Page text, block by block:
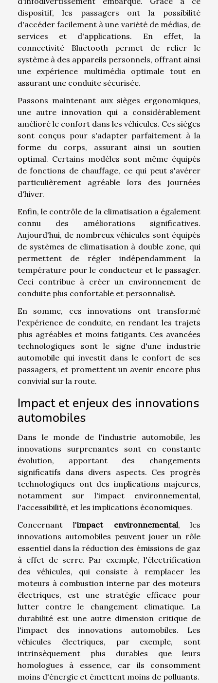
dispositif, les passagers ont la possibilité
d'accéder facilement à une variété de médias, de
services et d'applications. En effet, la
connectivité Bluetooth permet de relier le
système à des appareils personnels, offrant ainsi
une expérience multimédia optimale tout en
assurant une conduite sécurisée.
Passons maintenant aux sièges ergonomiques,
une autre innovation qui a considérablement
amélioré le confort dans les véhicules. Ces sièges
sont conçus pour s'adapter parfaitement à la
forme du corps, assurant ainsi un soutien
optimal. Certains modèles sont même équipés
de fonctions de chauffage, ce qui peut s'avérer
particulièrement agréable lors des journées
d'hiver.
Enfin, le contrôle de la climatisation a également
connu des améliorations significatives.
Aujourd'hui, de nombreux véhicules sont équipés
de systèmes de climatisation à double zone, qui
permettent de régler indépendamment la
température pour le conducteur et le passager.
Ceci contribue à créer un environnement de
conduite plus confortable et personnalisé.
En somme, ces innovations ont transformé
l'expérience de conduite, en rendant les trajets
plus agréables et moins fatigants. Ces avancées
technologiques sont le signe d'une industrie
automobile qui investit dans le confort de ses
passagers, et promettent un avenir encore plus
convivial sur la route.
Impact et enjeux des innovations
automobiles
Dans le monde de l'industrie automobile, les
innovations surprenantes sont en constante
évolution, apportant des changements
significatifs dans divers aspects. Ces progrès
technologiques ont des implications majeures,
notamment sur l'impact environnemental,
l'accessibilité, et les implications économiques.
Concernant l'impact environnemental, les
innovations automobiles peuvent jouer un rôle
essentiel dans la réduction des émissions de gaz
à effet de serre. Par exemple, l'électrification
des véhicules, qui consiste à remplacer les
moteurs à combustion interne par des moteurs
électriques, est une stratégie efficace pour
lutter contre le changement climatique. La
durabilité est une autre dimension critique de
l'impact des innovations automobiles. Les
véhicules électriques, par exemple, sont
intrinsèquement plus durables que leurs
homologues à essence, car ils consomment
moins d'énergie et émettent moins de polluants.